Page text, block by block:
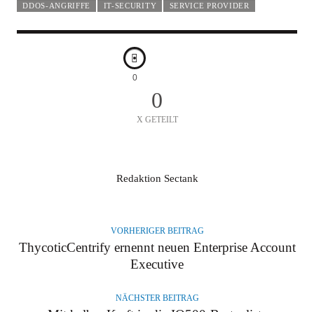
DDOS-ANGRIFFE
IT-SECURITY SERVICE PROVIDER
0
0
X GETEILT
R
Redaktion Sectank
VORHERIGER BEITRAG
ThycoticCentrify ernennt neuen Enterprise Account
Executive
NÄCHSTER BEITRAG